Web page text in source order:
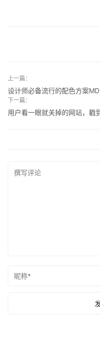
上一篇：
设计师必备流行的配色方案MD
下一篇：
用户看一眼就关掉的网站，戳